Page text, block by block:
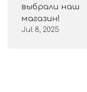
выбрали наш
магазин!
Jul 8, 2025